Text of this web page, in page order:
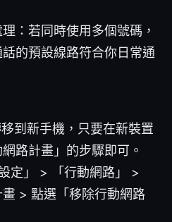
：若同時使用多個號碼，
的預設線路符合你日常通
到新手機，只要在新裝置
網路計畫」的步驟即可。
定」 > 「行動網路」 >
> 點選「移除行動網路